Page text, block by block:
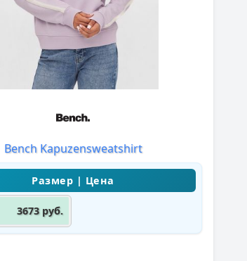
Bench Kapuzensweatshirt
3673 руб.